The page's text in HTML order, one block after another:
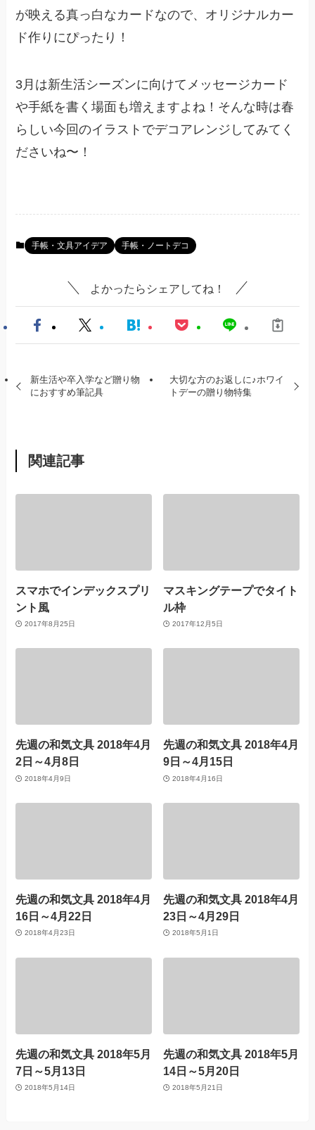
が映える真っ白なカードなので、オリジナルカー
ド作りにぴったり！
3月は新生活シーズンに向けてメッセージカード
や手紙を書く場面も増えますよね！そんな時は春
らしい今回のイラストでデコアレンジしてみてく
ださいね〜！
手帳・文具アイデア 手帳・ノートデコ
よかったらシェアしてね！
新生活や卒入学など贈り物
におすすめ筆記具
大切な方のお返しに♪ホワイ
トデーの贈り物特集
関連記事
スマホでインデックスプリ
ント風
2017年8月25日
マスキングテープでタイト
ル枠
2017年12月5日
先週の和気文具 2018年4月
2日～4月8日
2018年4月9日
先週の和気文具 2018年4月
9日～4月15日
2018年4月16日
先週の和気文具 2018年4月
16日～4月22日
2018年4月23日
先週の和気文具 2018年4月
23日～4月29日
2018年5月1日
先週の和気文具 2018年5月
7日～5月13日
2018年5月14日
先週の和気文具 2018年5月
14日～5月20日
2018年5月21日